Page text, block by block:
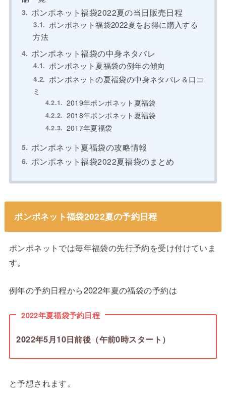
ポンポネット福袋2022夏の当日販売日程
ポンポネット福袋2022夏をお得に購入する
方法
ポンポネット福袋の中身ネタバレ
ポンポネット夏福袋の例年の傾向
ポンポネットの夏福袋の中身ネタバレ＆口コ
ミ
2019年ポンポネット夏福袋
2018年ポンポネット夏福袋
2017年夏福袋
ポンポネット夏福袋の攻略情報
ポンポネット福袋2022夏福袋のまとめ
ポンポネット福袋2022夏の予約日程
ポンポネットでは毎年福袋の先行予約を受け付けていま
す。
例年の予約日程から2022年夏の福袋の予約は
2022年夏福袋予約日程
2022年5月10日前後（午前0時スタート）
と予想されます。